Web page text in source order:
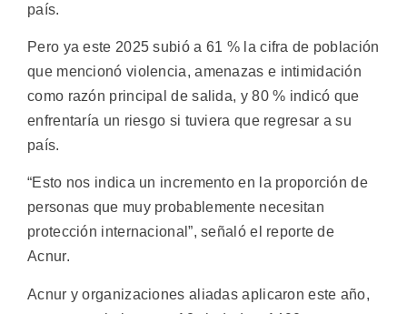
país.
Pero ya este 2025 subió a 61 % la cifra de población
que mencionó violencia, amenazas e intimidación
como razón principal de salida, y 80 % indicó que
enfrentaría un riesgo si tuviera que regresar a su
país.
“Esto nos indica un incremento en la proporción de
personas que muy probablemente necesitan
protección internacional”, señaló el reporte de
Acnur.
Acnur y organizaciones aliadas aplicaron este año,